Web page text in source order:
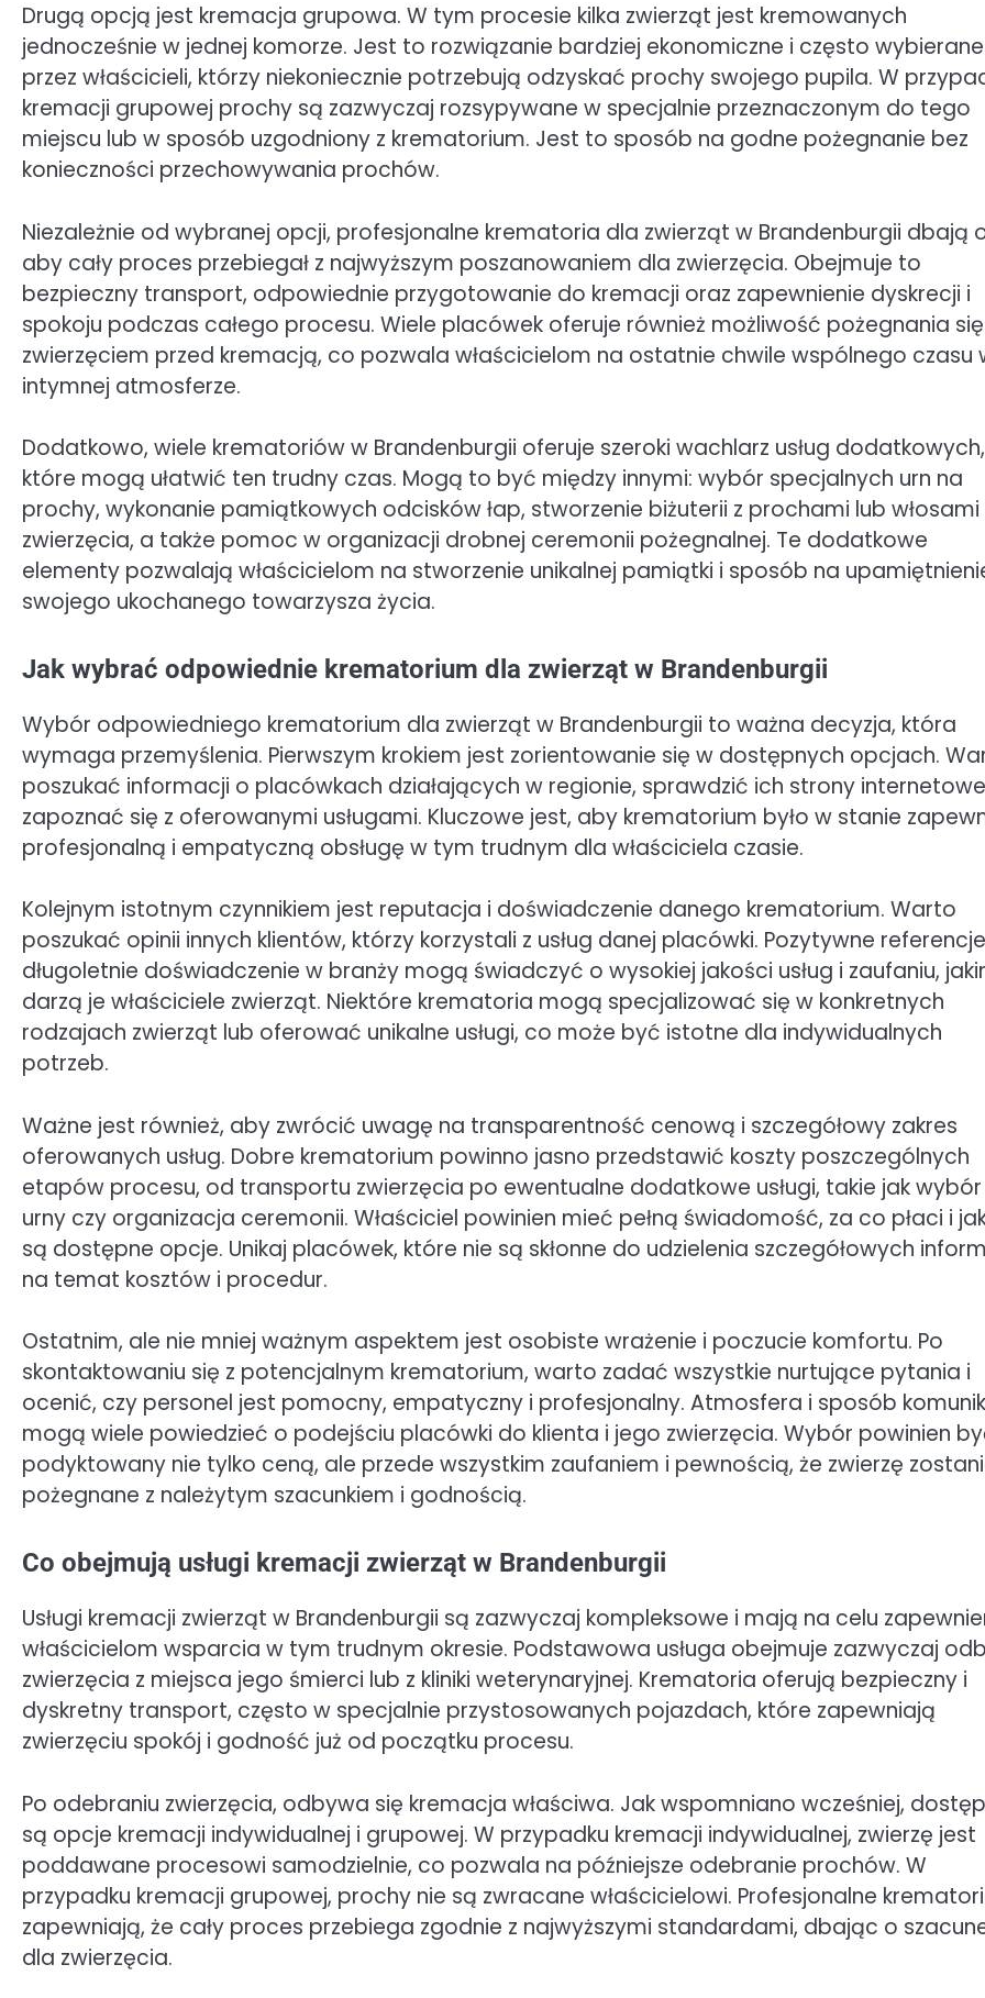
Drugą opcją jest kremacja grupowa. W tym procesie kilka zwierząt jest kremowanych
jednocześnie w jednej komorze. Jest to rozwiązanie bardziej ekonomiczne i często wybierane
przez właścicieli, którzy niekoniecznie potrzebują odzyskać prochy swojego pupila. W
kremacji grupowej prochy są zazwyczaj rozsypywane w specjalnie przeznaczonym do tego
miejscu lub w sposób uzgodniony z krematorium. Jest to sposób na godne pożegnanie bez
konieczności przechowywania prochów.
Niezależnie od wybranej opcji, profesjonalne krematoria dla zwierząt w Brandenburgii dbają
aby cały proces przebiegał z najwyższym poszanowaniem dla zwierzęcia. Obejmuje to
bezpieczny transport, odpowiednie przygotowanie do kremacji oraz zapewnienie dyskrecji i
spokoju podczas całego procesu. Wiele placówek oferuje również możliwość pożegnania
zwierzęciem przed kremacją, co pozwala właścicielom na ostatnie chwile wspólnego czasu
intymnej atmosferze.
Dodatkowo, wiele krematoriów w Brandenburgii oferuje szeroki wachlarz usług dodatkowych,
które mogą ułatwić ten trudny czas. Mogą to być między innymi: wybór specjalnych urn na
prochy, wykonanie pamiątkowych odcisków łap, stworzenie biżuterii z prochami lub włosami
zwierzęcia, a także pomoc w organizacji drobnej ceremonii pożegnalnej. Te dodatkowe
elementy pozwalają właścicielom na stworzenie unikalnej pamiątki i sposób na
swojego ukochanego towarzysza życia.
Jak wybrać odpowiednie krematorium dla zwierząt w Brandenburgii
Wybór odpowiedniego krematorium dla zwierząt w Brandenburgii to ważna decyzja, która
wymaga przemyślenia. Pierwszym krokiem jest zorientowanie się w dostępnych opcjach.
poszukać informacji o placówkach działających w regionie, sprawdzić ich strony
zapoznać się z oferowanymi usługami. Kluczowe jest, aby krematorium było w stanie
profesjonalną i empatyczną obsługę w tym trudnym dla właściciela czasie.
Kolejnym istotnym czynnikiem jest reputacja i doświadczenie danego krematorium. Warto
poszukać opinii innych klientów, którzy korzystali z usług danej placówki. Pozytywne
długoletnie doświadczenie w branży mogą świadczyć o wysokiej jakości usług i zaufaniu,
darzą je właściciele zwierząt. Niektóre krematoria mogą specjalizować się w konkretnych
rodzajach zwierząt lub oferować unikalne usługi, co może być istotne dla indywidualnych
potrzeb.
Ważne jest również, aby zwrócić uwagę na transparentność cenową i szczegółowy zakres
oferowanych usług. Dobre krematorium powinno jasno przedstawić koszty poszczególnych
etapów procesu, od transportu zwierzęcia po ewentualne dodatkowe usługi, takie jak wybór
urny czy organizacja ceremonii. Właściciel powinien mieć pełną świadomość, za co płaci i
są dostępne opcje. Unikaj placówek, które nie są skłonne do udzielenia szczegółowych
na temat kosztów i procedur.
Ostatnim, ale nie mniej ważnym aspektem jest osobiste wrażenie i poczucie komfortu. Po
skontaktowaniu się z potencjalnym krematorium, warto zadać wszystkie nurtujące pytania i
ocenić, czy personel jest pomocny, empatyczny i profesjonalny. Atmosfera i sposób
mogą wiele powiedzieć o podejściu placówki do klienta i jego zwierzęcia. Wybór powinien
podyktowany nie tylko ceną, ale przede wszystkim zaufaniem i pewnością, że zwierzę
pożegnane z należytym szacunkiem i godnością.
Co obejmują usługi kremacji zwierząt w Brandenburgii
Usługi kremacji zwierząt w Brandenburgii są zazwyczaj kompleksowe i mają na celu
właścicielom wsparcia w tym trudnym okresie. Podstawowa usługa obejmuje zazwyczaj
zwierzęcia z miejsca jego śmierci lub z kliniki weterynaryjnej. Krematoria oferują bezpieczny i
dyskretny transport, często w specjalnie przystosowanych pojazdach, które zapewniają
zwierzęciu spokój i godność już od początku procesu.
Po odebraniu zwierzęcia, odbywa się kremacja właściwa. Jak wspomniano wcześniej,
są opcje kremacji indywidualnej i grupowej. W przypadku kremacji indywidualnej, zwierzę jest
poddawane procesowi samodzielnie, co pozwala na późniejsze odebranie prochów. W
przypadku kremacji grupowej, prochy nie są zwracane właścicielowi. Profesjonalne
zapewniają, że cały proces przebiega zgodnie z najwyższymi standardami, dbając o
dla zwierzęcia.